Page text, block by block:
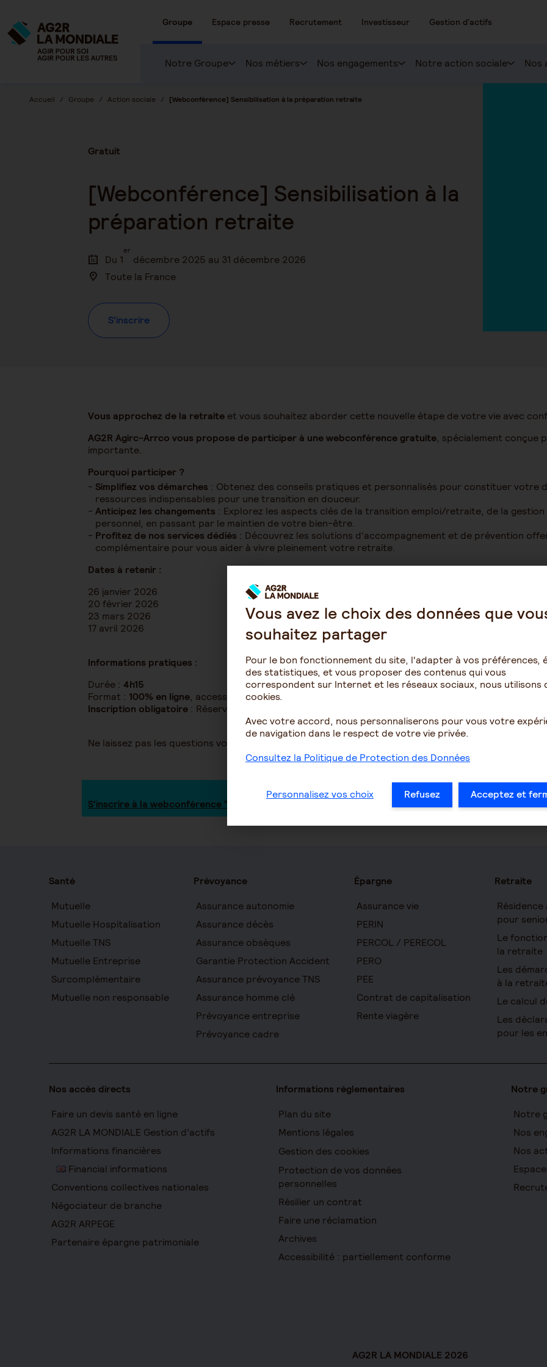
Groupe Espace presse Recrutement Investisseur Gestion d'actifs
Notre Groupe Nos métiers Nos engagements Notre action sociale Nos
Accueil Groupe Action sociale [Webconférence] Sensibilisation à la préparation retraite
Gratuit
[Webconférence] Sensibilisation à la
préparation retraite
Du 1
er
décembre 2025 au 31 décembre 2026
Toute la France
S'inscrire
Vous approchez de la retraite et vous souhaitez aborder cette nouvelle étape de votre vie avec
AG2R Agirc-Arrco vous propose de participer à une webconférence gratuite, spécialement conçue
importante.
Pourquoi participer ?
Simplifiez vos démarches : Obtenez des conseils pratiques et personnalisés pour constituer votre
ressources indispensables pour une transition en douceur.
Anticipez les changements : Explorez les aspects clés de la transition emploi/retraite, de la
personnel, en passant par le maintien de votre bien-être.
Profitez de nos services dédiés : Découvrez les solutions d'accompagnement et de prévention
complémentaire pour vous aider à vivre pleinement votre retraite.
Dates à retenir :
26 janvier 2026
20 février 2026
23 mars 2026
17 avril 2026
Informations pratiques :
Durée : 4h15
Format : 100% en ligne, accessible où que vous soyez
Inscription obligatoire : Réservez votre place dès maintenant !
Ne laissez pas les questions vous envahir, prenez les devants et préparez votre avenir avec AG2R
S'inscrire à la webconférence "Sensibilisation à la préparation retraite"
Santé
Mutuelle
Mutuelle Hospitalisation
Mutuelle TNS
Mutuelle Entreprise
Surcomplémentaire
Mutuelle non responsable
Prévoyance
Assurance autonomie
Assurance décès
Assurance obsèques
Garantie Protection Accident
Assurance prévoyance TNS
Assurance homme clé
Prévoyance entreprise
Prévoyance cadre
Épargne
Assurance vie
PERIN
PERCOL / PERECOL
PERO
PEE
Contrat de capitalisation
Rente viagère
Retraite
pour
Le
la retraite
Les
à la
Le calcul
Les
pour les
Nos accès directs
Faire un devis santé en ligne
AG2R LA MONDIALE Gestion d’actifs
Informations financières
Financial informations
Conventions collectives nationales
Négociateur de branche
AG2R ARPEGE
Partenaire épargne patrimoniale
Informations réglementaires
Plan du site
Mentions légales
Gestion des cookies
Protection de vos données
personnelles
Résilier un contrat
Faire une réclamation
Archives
Accessibilité : partiellement conforme
Notre
Notre
Nos
Nos
AG2R LA MONDIALE 2026
Vous avez le choix des données que
souhaitez partager
Pour le bon fonctionnement du site, l'adapter à vos préférences,
des statistiques, et vous proposer des contenus qui vous
correspondent sur Internet et les réseaux sociaux, nous utilisons
cookies.
Avec votre accord, nous personnaliserons pour vous votre
de navigation dans le respect de votre vie privée.
Consultez la Politique de Protection des Données
Personnalisez vos choix Refusez Acceptez et